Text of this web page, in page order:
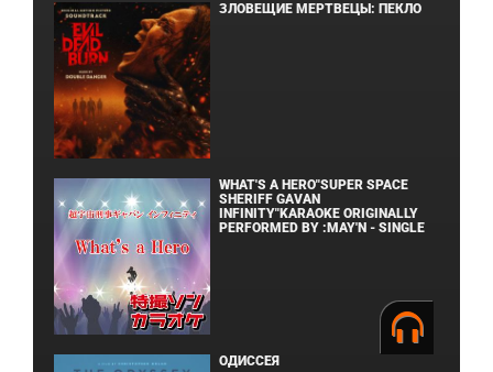
ЗЛОВЕЩИЕ МЕРТВЕЦЫ: ПЕКЛО
WHAT'S A HERO"SUPER SPACE
SHERIFF GAVAN
INFINITY"KARAOKE ORIGINALLY
PERFORMED BY :MAY'N - SINGLE
ОДИССЕЯ